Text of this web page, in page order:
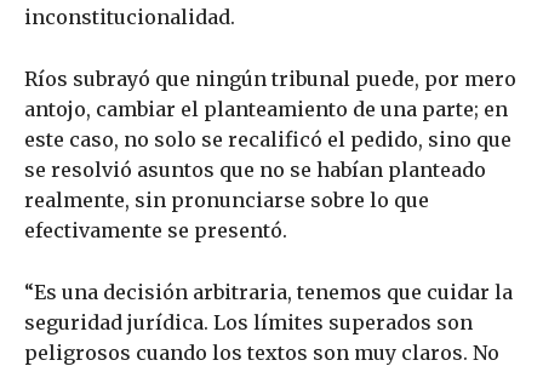
inconstitucionalidad.
Ríos subrayó que ningún tribunal puede, por mero
antojo, cambiar el planteamiento de una parte; en
este caso, no solo se recalificó el pedido, sino que
se resolvió asuntos que no se habían planteado
realmente, sin pronunciarse sobre lo que
efectivamente se presentó.
“Es una decisión arbitraria, tenemos que cuidar la
seguridad jurídica. Los límites superados son
peligrosos cuando los textos son muy claros. No